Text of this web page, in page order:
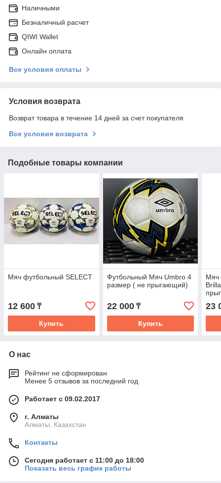
Наличными
Безналичный расчет
QIWI Wallet
Онлайн оплата
Все условия оплаты
Условия возврата
Возврат товара в течение 14 дней за счет покупателя
Все условия возврата
Подобные товары компании
Мяч футбольный SELECT
12 600 ₸
Купить
Футбольный Мяч Umbro 4
размер ( не прыгающий)
22 000₸
Купить
Мяч
23
О нас
Рейтинг не сформирован
Менее 5 отзывов за последний год
Работает с 09.02.2017
г. Алматы
Алматы, Казахстан
Контакты
Сегодня работает с 11:00 до 18:00
Показать весь график работы